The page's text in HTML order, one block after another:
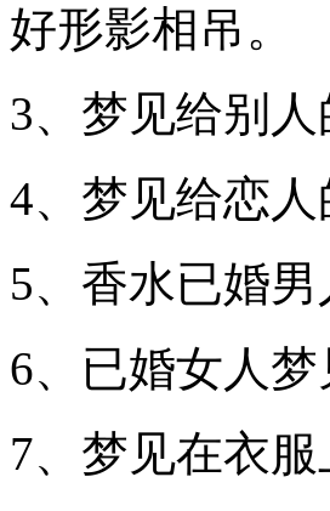
好形影相吊。
3、梦见给别
4、梦见给恋
5、香水已婚
6、已婚女人
7、梦见在衣